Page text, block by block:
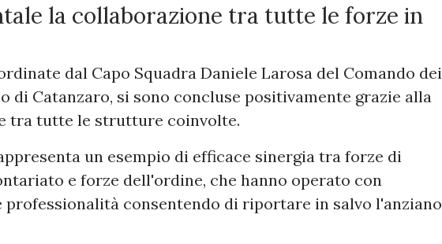
la collaborazione tra tutte le forze in
dal Capo Squadra Daniele Larosa del Comando dei
di Catanzaro, si sono concluse positivamente grazie alla
tra tutte le strutture coinvolte.
un esempio di efficace sinergia tra forze di
e forze dell'ordine, che hanno operato con
professionalità consentendo di riportare in salvo l'anziano